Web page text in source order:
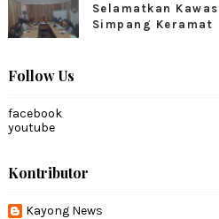
Selamatkan
Simpang Keramat
Follow Us
facebook
youtube
Kontributor
Kayong News